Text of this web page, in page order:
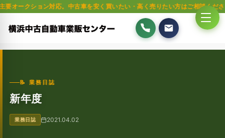
応。中古車を安く買いたい・高く売りたい方はご相談ください。軽自動
📝 業務日誌
新年度
業務日誌 2021.04.02